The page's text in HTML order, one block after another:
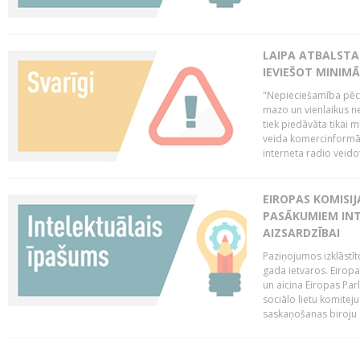
LAIPA
IEVIEŠOT
"Nepieciešamība
mazo un vienlaikus
tiek piedāvāta tikai
veida
interneta radio
EIROPAS
PASĀKUMIEM
AIZSARDZĪBAI
Paziņojumos
gada ietvaros.
un aicina Eiropas
sociālo lietu
saskaņošanas biroju